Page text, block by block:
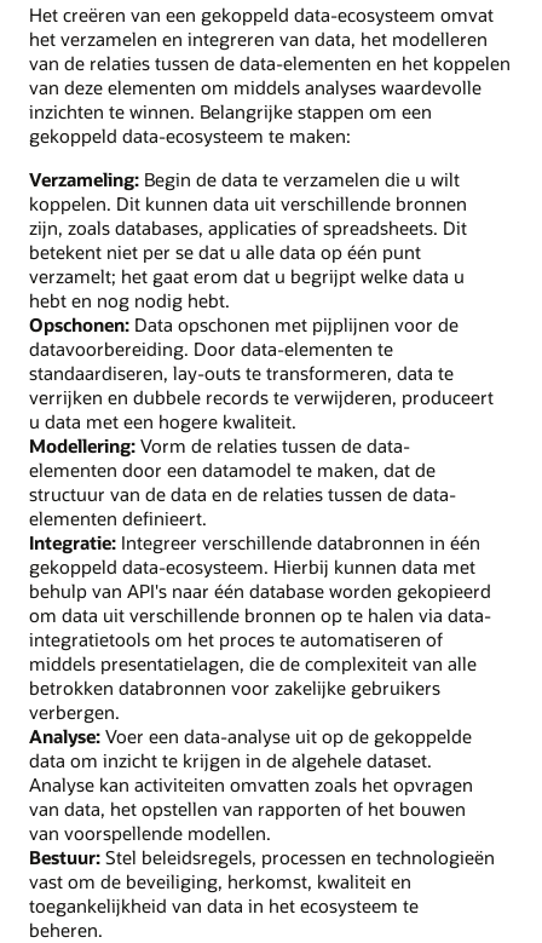
Het creëren van een gekoppeld data-ecosysteem omvat
het verzamelen en integreren van data, het modelleren
van de relaties tussen de data-elementen en het koppelen
van deze elementen om middels analyses waardevolle
inzichten te winnen. Belangrijke stappen om een
gekoppeld data-ecosysteem te maken:
Verzameling: Begin de data te verzamelen die u wilt
koppelen. Dit kunnen data uit verschillende bronnen
zijn, zoals databases, applicaties of spreadsheets. Dit
betekent niet per se dat u alle data op één punt
verzamelt; het gaat erom dat u begrijpt welke data u
hebt en nog nodig hebt.
Opschonen: Data opschonen met pijplijnen voor de
datavoorbereiding. Door data-elementen te
standaardiseren, lay-outs te transformeren, data te
verrijken en dubbele records te verwijderen, produceert
u data met een hogere kwaliteit.
Modellering: Vorm de relaties tussen de data-
elementen door een datamodel te maken, dat de
structuur van de data en de relaties tussen de data-
elementen definieert.
Integratie: Integreer verschillende databronnen in één
gekoppeld data-ecosysteem. Hierbij kunnen data met
behulp van API's naar één database worden gekopieerd
om data uit verschillende bronnen op te halen via data-
integratietools om het proces te automatiseren of
middels presentatielagen, die de complexiteit van alle
betrokken databronnen voor zakelijke gebruikers
verbergen.
Analyse: Voer een data-analyse uit op de gekoppelde
data om inzicht te krijgen in de algehele dataset.
Analyse kan activiteiten omvatten zoals het opvragen
van data, het opstellen van rapporten of het bouwen
van voorspellende modellen.
Bestuur: Stel beleidsregels, processen en technologieën
vast om de beveiliging, herkomst, kwaliteit en
toegankelijkheid van data in het ecosysteem te
beheren.